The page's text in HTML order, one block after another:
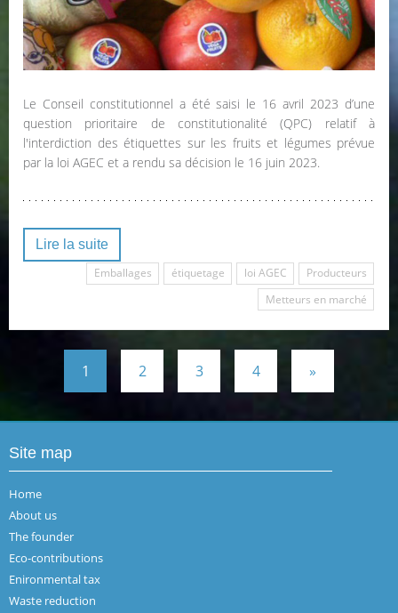
Le Conseil constitutionnel a été saisi le 16 avril 2023 d’une
question prioritaire de constitutionalité (QPC) relatif à
l'interdiction des étiquettes sur les fruits et légumes prévue
par la loi AGEC et a rendu sa décision le 16 juin 2023.
Lire la suite
Emballages
étiquetage loi AGEC
Producteurs
Metteurs en marché
1 2 3 4 »
Site map
Home
About us
The founder
Eco-contributions
Enironmental tax
Waste reduction